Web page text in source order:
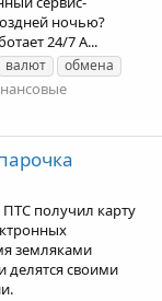
ночью?
24/7 А...
валют
обмена
получил карту
земляками
делятся своими